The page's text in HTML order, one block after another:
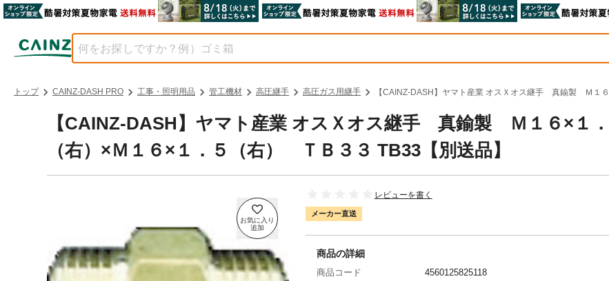
トップ CAINZ-DASH PRO 工事・照明用品 管工機材 高圧継手 高圧ガス用継手 【CAINZ-DASH】ヤマト産業 オスＸオス継手 真鍮製 Ｍ１
【CAINZ-DASH】ヤマト産業 オスＸオス継手 真鍮製 Ｍ１６×１
（右）×Ｍ１６×１．５（右） ＴＢ３３ TB33【別送品】
レビューを書く
メーカー直送
商品の詳細
商品コード
4560125825118